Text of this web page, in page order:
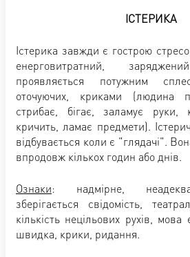
ІСТЕРИКА
Істерика завжди є гострою
енерговитратний,
проявляється потужним
оточуючих, криками (людина
стрибає, бігає, заламує руки,
кричить, ламає предмети).
відбувається коли є "глядачі".
впродовж кількох годин або днів.
Ознаки: надмірне,
зберігається свідомість,
кількість нецільових рухів, мова
швидка, крики, ридання.